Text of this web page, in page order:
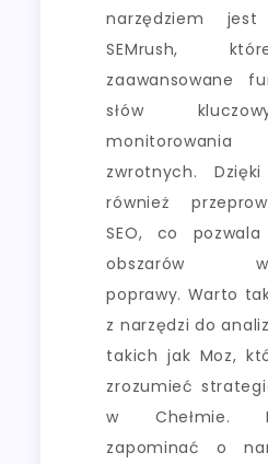
narzędziem
SEMrush,
zaawansowane
słów
zwrotnych.
również
SEO, co
obszarów
poprawy. Warto
z narzędzi do
takich jak Moz,
zrozumieć
w Chełmie.
zapominać o